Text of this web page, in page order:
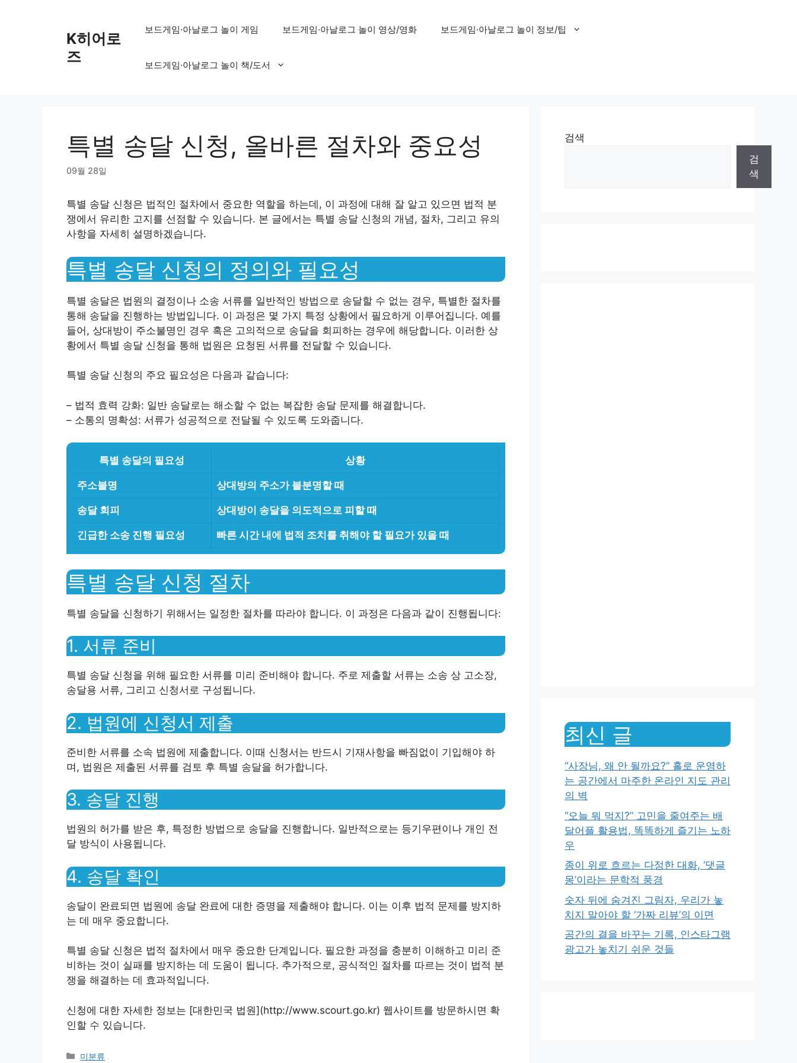
K히어로
즈
보드게임·아날로그 놀이 게임 보드게임·아날로그 놀이 영상/영화 보드게임·아날로그 놀이 정보/팁
보드게임·아날로그 놀이 책/도서
특별 송달 신청, 올바른 절차와 중요성
09월 28일
특별 송달 신청은 법적인 절차에서 중요한 역할을 하는데, 이 과정에 대해 잘 알고 있으면 법적 분
쟁에서 유리한 고지를 선점할 수 있습니다. 본 글에서는 특별 송달 신청의 개념, 절차, 그리고 유의
사항을 자세히 설명하겠습니다.
특별 송달 신청의 정의와 필요성
특별 송달은 법원의 결정이나 소송 서류를 일반적인 방법으로 송달할 수 없는 경우, 특별한 절차를
통해 송달을 진행하는 방법입니다. 이 과정은 몇 가지 특정 상황에서 필요하게 이루어집니다. 예를
들어, 상대방이 주소불명인 경우 혹은 고의적으로 송달을 회피하는 경우에 해당합니다. 이러한 상
황에서 특별 송달 신청을 통해 법원은 요청된 서류를 전달할 수 있습니다.
특별 송달 신청의 주요 필요성은 다음과 같습니다:
– 법적 효력 강화: 일반 송달로는 해소할 수 없는 복잡한 송달 문제를 해결합니다.
– 소통의 명확성: 서류가 성공적으로 전달될 수 있도록 도와줍니다.
특별 송달의 필요성 상황
주소불명 상대방의 주소가 불분명할 때
송달 회피 상대방이 송달을 의도적으로 피할 때
긴급한 소송 진행 필요성 빠른 시간 내에 법적 조치를 취해야 할 필요가 있을 때
특별 송달 신청 절차
특별 송달을 신청하기 위해서는 일정한 절차를 따라야 합니다. 이 과정은 다음과 같이 진행됩니다:
1. 서류 준비
특별 송달 신청을 위해 필요한 서류를 미리 준비해야 합니다. 주로 제출할 서류는 소송 상 고소장,
송달용 서류, 그리고 신청서로 구성됩니다.
2. 법원에 신청서 제출
준비한 서류를 소속 법원에 제출합니다. 이때 신청서는 반드시 기재사항을 빠짐없이 기입해야 하
며, 법원은 제출된 서류를 검토 후 특별 송달을 허가합니다.
3. 송달 진행
법원의 허가를 받은 후, 특정한 방법으로 송달을 진행합니다. 일반적으로는 등기우편이나 개인 전
달 방식이 사용됩니다.
4. 송달 확인
송달이 완료되면 법원에 송달 완료에 대한 증명을 제출해야 합니다. 이는 이후 법적 문제를 방지하
는 데 매우 중요합니다.
특별 송달 신청은 법적 절차에서 매우 중요한 단계입니다. 필요한 과정을 충분히 이해하고 미리 준
비하는 것이 실패를 방지하는 데 도움이 됩니다. 추가적으로, 공식적인 절차를 따르는 것이 법적 분
쟁을 해결하는 데 효과적입니다.
신청에 대한 자세한 정보는 [대한민국 법원](http://www.scourt.go.kr) 웹사이트를 방문하시면 확
인할 수 있습니다.
Categories
미분류
검색
검
색
최신 글
“사장님, 왜 안 될까요?” 홀로 운영하
는 공간에서 마주한 온라인 지도 관리
의 벽
“오늘 뭐 먹지?” 고민을 줄여주는 배
달어플 활용법, 똑똑하게 즐기는 노하
우
종이 위로 흐르는 다정한 대화, ‘댓글
몽’이라는 문학적 풍경
숫자 뒤에 숨겨진 그림자, 우리가 놓
치지 말아야 할 ‘가짜 리뷰’의 이면
공간의 결을 바꾸는 기록, 인스타그램
광고가 놓치기 쉬운 것들